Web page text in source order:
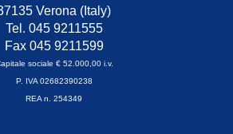
Verona (Italy)
Tel. 045 9211555
Fax 045 9211599
sociale € 52.000,00 i.v.
P. IVA 02682390238
REA n. 254349